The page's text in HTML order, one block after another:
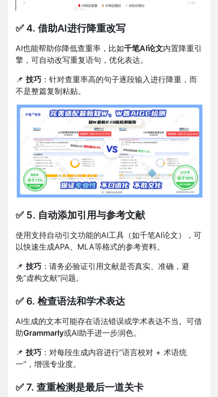
✅ 4. 借助AI进行降重改写
AI也能帮助你降低查重率，比如千笔AI论文内置降重引
擎，可自动改写重复语句，优化表达。
📌 技巧 ：针对查重率高的句子逐段输入进行降重，而
不是整篇复制粘贴。
✅ 5. 自动添加引用与参考文献
使用支持自动引文功能的AI工具（如千笔AI论文），可
以快速生成APA、MLA等格式的参考资料。
📌 技巧 ：请务必验证引用文献是否真实、准确，避
免“虚构文献”问题。
✅ 6. 检查语法和学术表达
AI生成的文本可能存在语法错误或学术表达不当。可借
助Grammarly或AI助手进一步润色。
📌 技巧 ：对每段生成内容进行“语言校对 + 术语统
一”，增强专业度。
✅ 7. 查重检测是最后一道关卡